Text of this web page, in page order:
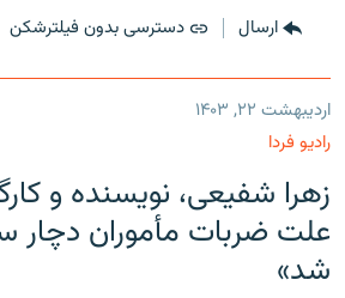
ارسال دسترسی بدون فیلترشکن
اردیبهشت ۲۲, ۱۴۰۳
رادیو فردا
زهرا شفیعی، نویسنده و
علت ضربات مأموران دچار
شد»